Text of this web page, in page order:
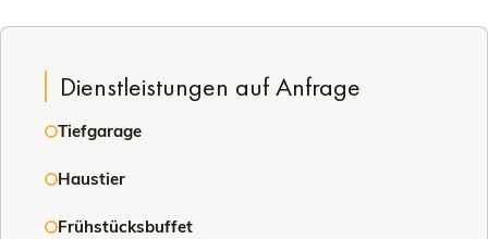
Dienstleistungen auf Anfrage
Tiefgarage
Haustier
Frühstücksbuffet